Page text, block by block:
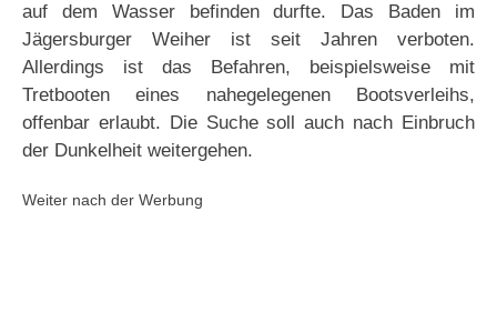
auf dem Wasser befinden durfte. Das Baden im
Jägersburger Weiher ist seit Jahren verboten.
Allerdings ist das Befahren, beispielsweise mit
Tretbooten eines nahegelegenen Bootsverleihs,
offenbar erlaubt. Die Suche soll auch nach Einbruch
der Dunkelheit weitergehen.
Weiter nach der Werbung